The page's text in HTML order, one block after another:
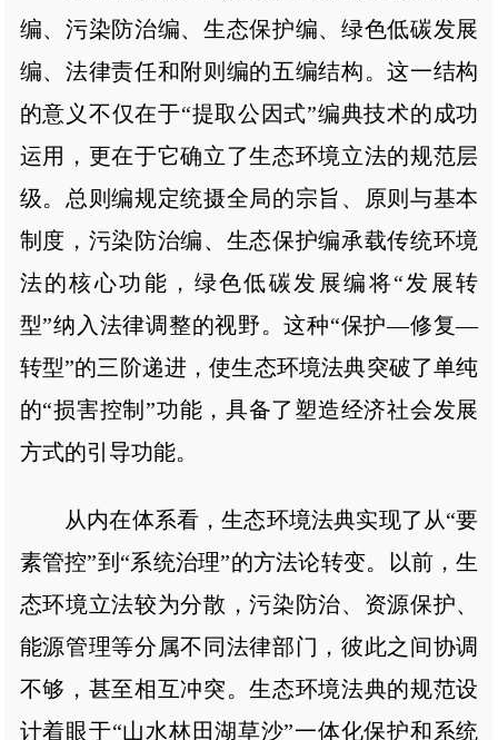
编、污染防治编、生态保护编、绿色低碳发展
编、法律责任和附则编的五编结构。这一结构
的意义不仅在于“提取公因式”编典技术的成功
运用，更在于它确立了生态环境立法的规范层
级。总则编规定统摄全局的宗旨、原则与基本
制度，污染防治编、生态保护编承载传统环境
法的核心功能，绿色低碳发展编将“发展转
型”纳入法律调整的视野。这种“保护—修复—
转型”的三阶递进，使生态环境法典突破了单纯
的“损害控制”功能，具备了塑造经济社会发展
方式的引导功能。
从内在体系看，生态环境法典实现了从“要
素管控”到“系统治理”的方法论转变。以前，生
态环境立法较为分散，污染防治、资源保护、
能源管理等分属不同法律部门，彼此之间协调
不够，甚至相互冲突。生态环境法典的规范设
计着眼于“山水林田湖草沙”一体化保护和系统